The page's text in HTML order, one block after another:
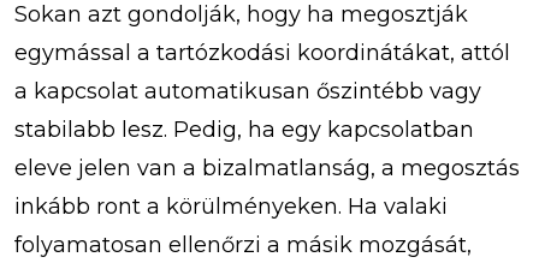
Sokan azt gondolják, hogy ha megosztják
egymással a tartózkodási koordinátákat, attól
a kapcsolat automatikusan őszintébb vagy
stabilabb lesz. Pedig, ha egy kapcsolatban
eleve jelen van a bizalmatlanság, a megosztás
inkább ront a körülményeken. Ha valaki
folyamatosan ellenőrzi a másik mozgását,